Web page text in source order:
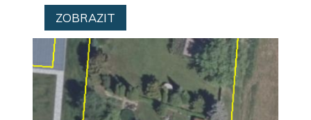
ZOBRAZIT